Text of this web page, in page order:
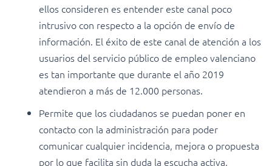
ellos consideren es entender este canal poco
intrusivo con respecto a la opción de envío de
información. El éxito de este canal de atención a los
usuarios del servicio público de empleo valenciano
es tan importante que durante el año 2019
atendieron a más de 12.000 personas.
Permite que los ciudadanos se puedan poner en
contacto con la administración para poder
comunicar cualquier incidencia, mejora o propuesta
por lo que facilita sin duda la escucha activa.